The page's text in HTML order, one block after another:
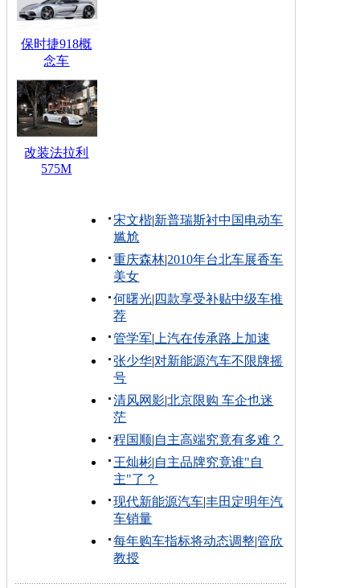
保时捷918概
念车
改装法拉利
575M
宋文楷|新普瑞斯衬中国电动车
尴尬
重庆森林|2010年台北车展香车
美女
何曙光| 四款享受补贴中级车推
荐
管学军| 上汽在传承路上加速
张少华|对新能源汽车不限牌摇
号
清风网影|北京限购 车企也迷
茫
程国顺|自主高端究竟有多难？
王灿彬|自主品牌究竟谁"自
主"了？
现代新能源汽车|丰田定明年汽
车销量
每年购车指标将动态调整|管欣
教授